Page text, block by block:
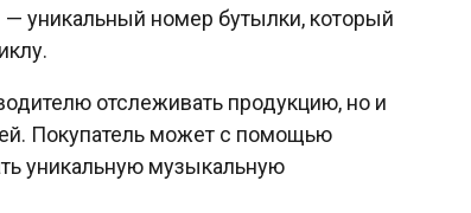
уникальный номер бутылки, который
отслеживать продукцию, но и
Покупатель может с помощью
уникальную музыкальную